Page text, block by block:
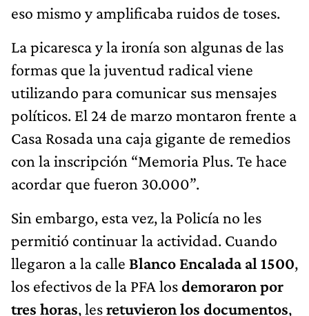
eso mismo y amplificaba ruidos de toses.
La picaresca y la ironía son algunas de las
formas que la juventud radical viene
utilizando para comunicar sus mensajes
políticos. El 24 de marzo montaron frente a
Casa Rosada una caja gigante de remedios
con la inscripción “Memoria Plus. Te hace
acordar que fueron 30.000”.
Sin embargo, esta vez, la Policía no les
permitió continuar la actividad. Cuando
llegaron a la calle Blanco Encalada al 1500,
los efectivos de la PFA losdemoraron por
tres horas, lesretuvieron los documentos,